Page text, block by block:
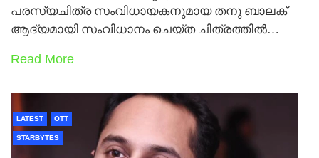
പരസ്യചിത്ര സംവിധായകനുമായ തനു ബാലക്
ആദ്യമായി സംവിധാനം ചെയ്ത ചിത്രത്തില്‍…
Read More
LATEST OTT
STARBYTES